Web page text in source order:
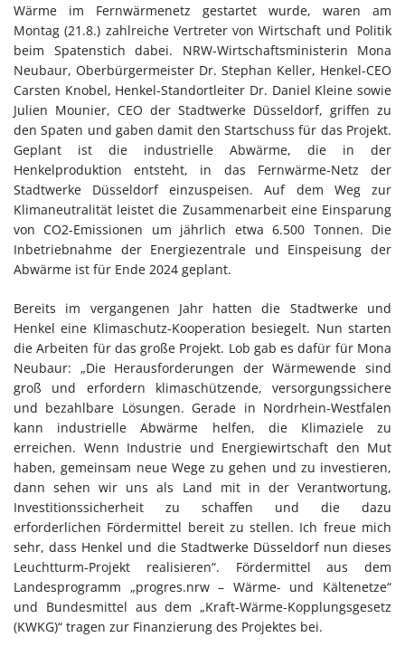
Wärme im Fernwärmenetz gestartet wurde, waren am
Montag (21.8.) zahlreiche Vertreter von Wirtschaft und Politik
beim Spatenstich dabei. NRW-Wirtschaftsministerin Mona
Neubaur, Oberbürgermeister Dr. Stephan Keller, Henkel-CEO
Carsten Knobel, Henkel-Standortleiter Dr. Daniel Kleine sowie
Julien Mounier, CEO der Stadtwerke Düsseldorf, griffen zu
den Spaten und gaben damit den Startschuss für das Projekt.
Geplant ist die industrielle Abwärme, die in der
Henkelproduktion entsteht, in das Fernwärme-Netz der
Stadtwerke Düsseldorf einzuspeisen. Auf dem Weg zur
Klimaneutralität leistet die Zusammenarbeit eine Einsparung
von CO2-Emissionen um jährlich etwa 6.500 Tonnen. Die
Inbetriebnahme der Energiezentrale und Einspeisung der
Abwärme ist für Ende 2024 geplant.
Bereits im vergangenen Jahr hatten die Stadtwerke und
Henkel eine Klimaschutz-Kooperation besiegelt. Nun starten
die Arbeiten für das große Projekt. Lob gab es dafür für Mona
Neubaur: „Die Herausforderungen der Wärmewende sind
groß und erfordern klimaschützende, versorgungssichere
und bezahlbare Lösungen. Gerade in Nordrhein-Westfalen
kann industrielle Abwärme helfen, die Klimaziele zu
erreichen. Wenn Industrie und Energiewirtschaft den Mut
haben, gemeinsam neue Wege zu gehen und zu investieren,
dann sehen wir uns als Land mit in der Verantwortung,
Investitionssicherheit zu schaffen und die dazu
erforderlichen Fördermittel bereit zu stellen. Ich freue mich
sehr, dass Henkel und die Stadtwerke Düsseldorf nun dieses
Leuchtturm-Projekt realisieren“. Fördermittel aus dem
Landesprogramm „progres.nrw – Wärme- und Kältenetze“
und Bundesmittel aus dem „Kraft-Wärme-Kopplungsgesetz
(KWKG)“ tragen zur Finanzierung des Projektes bei.